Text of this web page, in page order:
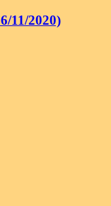
2020)